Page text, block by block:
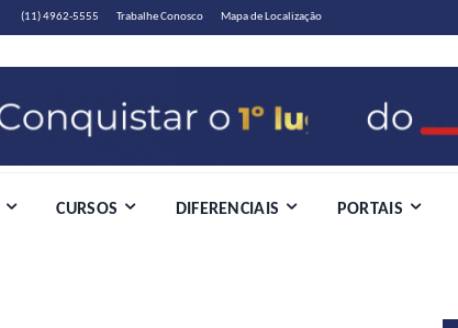
(11) 4962-5555 Trabalhe Conosco Mapa de Localização
CURSOS DIFERENCIAIS PORTAIS